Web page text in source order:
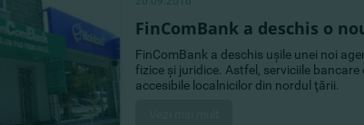
FinComBank a deschis o
FinComBank a deschis uşile unei noi
fizice şi juridice. Astfel, serviciile
accesibile localnicilor din nordul ţării.